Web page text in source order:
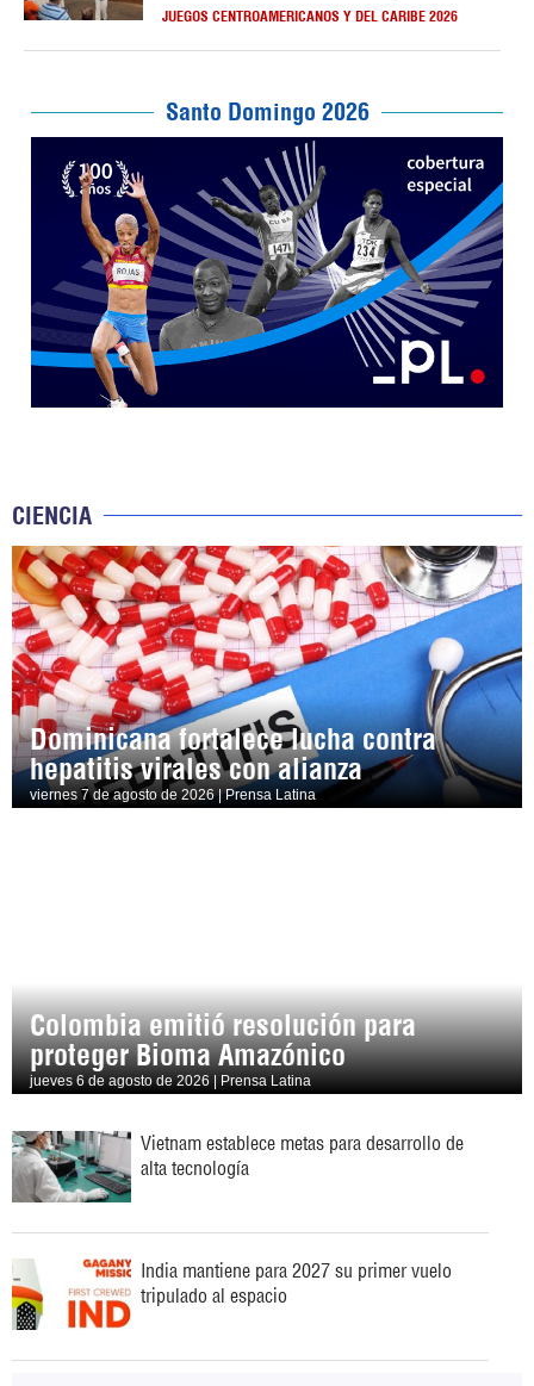
JUEGOS CENTROAMERICANOS Y DEL CARIBE 2026
Santo Domingo 2026
CIENCIA
Dominicana fortalece lucha contra
hepatitis virales con alianza
viernes 7 de agosto de 2026 | Prensa Latina
Colombia emitió resolución para
proteger Bioma Amazónico
jueves 6 de agosto de 2026 | Prensa Latina
Vietnam establece metas para desarrollo de
alta tecnología
India mantiene para 2027 su primer vuelo
tripulado al espacio